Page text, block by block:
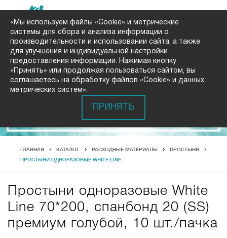
ГЛАВНАЯ КАТАЛОГ РАСХОДНЫЕ МАТЕРИАЛЫ ПРОСТЫНИ
ПРОСТЫНИ ОДНОРАЗОВЫЕ WHITE LINE
Простыни одноразовые White
Line 70*200, спанбонд 20 (SS)
премиум голубой, 10 шт./пачка
«Мы используем файлы «Cookie» и метрические
системы для сбора и анализа информации о
производительности и использовании сайта, а также
для улучшения и индивидуальной настройки
предоставления информации. Нажимая кнопку
«Принять» или продолжая пользоваться сайтом, вы
соглашаетесь на обработку файлов «Cookie» и данных
метрических систем».
ПРИНЯТЬ